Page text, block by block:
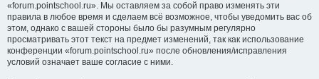
«forum.pointschool.ru». Мы оставляем за собой право изменять эти
правила в любое время и сделаем всё возможное, чтобы уведомить вас об
этом, однако с вашей стороны было бы разумным регулярно
просматривать этот текст на предмет изменений, так как использование
конференции «forum.pointschool.ru» после обновления/исправления
условий означает ваше согласие с ними.